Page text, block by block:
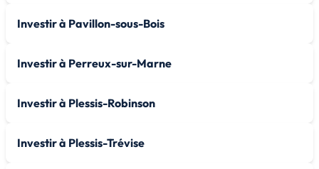
Investir à Pavillon-sous-Bois
Investir à Perreux-sur-Marne
Investir à Plessis-Robinson
Investir à Plessis-Trévise